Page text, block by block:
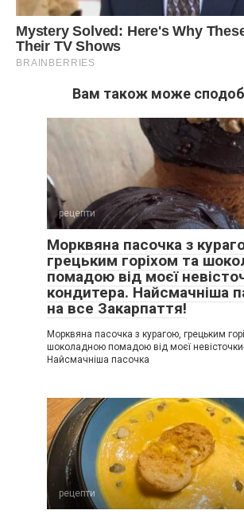
Вам також може
рецепти
Морквяна пасочка з
грецьким горіхом та
помадою від моєї
кондитера. Найсмачніша
на все Закарпаття!
Морквяна пасочка з курагою, грецьким
шоколадною помадою від моєї
Найсмачніша пасочка
рецепти